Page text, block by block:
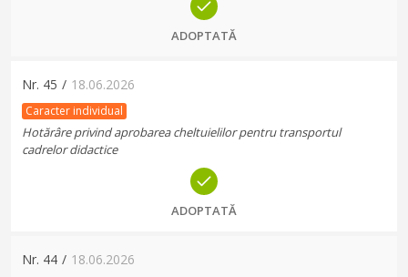
ADOPTATĂ
Nr. 45 / 18.06.2026
Caracter individual
Hotărâre privind aprobarea cheltuielilor pentru transportul
cadrelor didactice
ADOPTATĂ
Nr. 44 / 18.06.2026